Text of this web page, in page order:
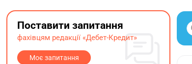
Поставити запитання
фахівцям редакції «Дебет-Кредит»
Моє запитання